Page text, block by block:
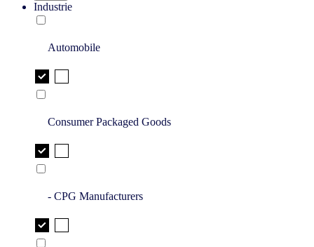
Industrie
Automobile
Consumer Packaged Goods
- CPG Manufacturers